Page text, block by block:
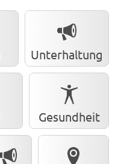
Unterhaltung
Gesundheit